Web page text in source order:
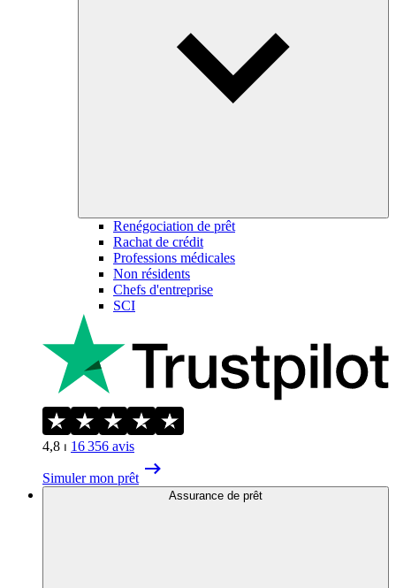
Renégociation de prêt
Rachat de crédit
Professions médicales
Non résidents
Chefs d'entreprise
SCI
4,8 ⏐ 16 356 avis
Simuler mon prêt
Assurance de prêt